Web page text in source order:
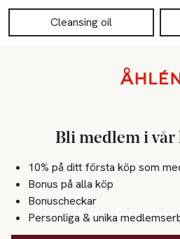
Cleansing oil
Bli medlem i
10% på ditt första köp som
Bonus på alla köp
Bonuscheckar
Personliga & unika